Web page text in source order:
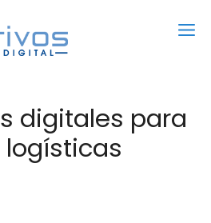
digitales para